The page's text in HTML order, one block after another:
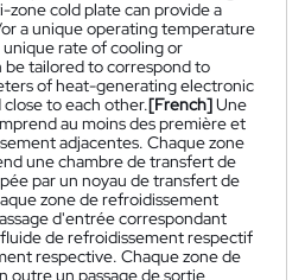
cold plate can provide a
a unique operating temperature
rate of cooling or
tailored to correspond to
of heat-generating electronic
to each other.[French]Une
au moins des première et
adjacentes. Chaque zone
une chambre de transfert de
par un noyau de transfert de
zone de refroidissement
d'entrée correspondant
de refroidissement respectif
respective. Chaque zone de
outre un passage de sortie